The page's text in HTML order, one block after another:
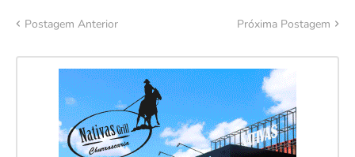
Postagem Anterior Próxima Postagem